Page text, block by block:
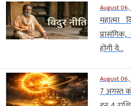
August 06,
होंगी ये...
August 06,
7 अगस्त